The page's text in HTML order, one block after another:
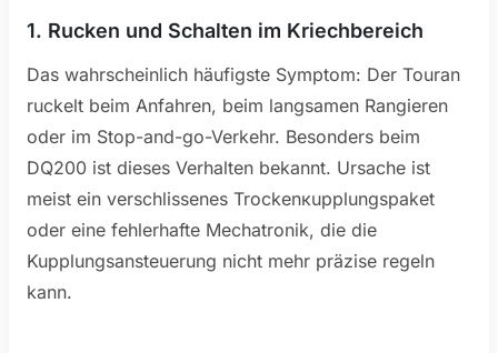
1. Rucken und Schalten im Kriechbereich
Das wahrscheinlich häufigste Symptom: Der Touran
ruckelt beim Anfahren, beim langsamen Rangieren
oder im Stop-and-go-Verkehr. Besonders beim
DQ200 ist dieses Verhalten bekannt. Ursache ist
meist ein verschlissenes Trockenкupplungspaket
oder eine fehlerhafte Mechatronik, die die
Kupplungsansteuerung nicht mehr präzise regeln
kann.